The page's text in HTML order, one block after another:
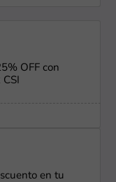
OFF con
en tu